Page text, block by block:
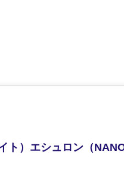
ト）エシュロン（